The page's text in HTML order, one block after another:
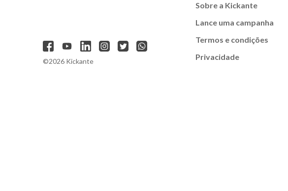
©2026 Kickante
Sobre a Kickante
Lance uma campanha
Termos e condições
Privacidade